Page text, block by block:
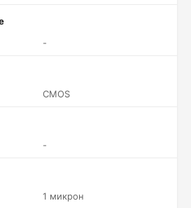
-
CMOS
-
1 микрон